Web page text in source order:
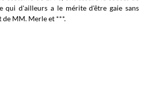
qui d'ailleurs a le mérite d'être gaie sans
de MM. Merle et ***.